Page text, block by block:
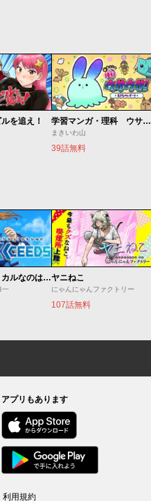
を追え！ 学習マンガ・理科 ウサウサ！
まきいわ山
39話無料
魔法少女リリカルなのは EXCEEDS
一
ヤニねこ
にゃんにゃんファクトリー
107話無料
アプリもあります
利用規約